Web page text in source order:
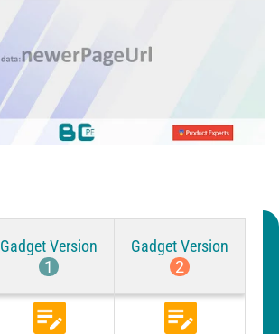
Gadget Version
1
Gadget Version
2